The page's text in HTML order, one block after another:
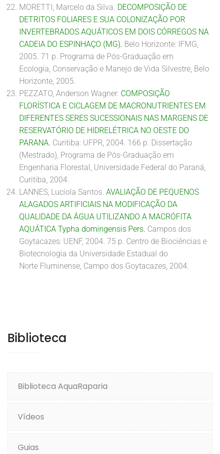
MORETTI, Marcelo da Silva. DECOMPOSIÇÃO DE
DETRITOS FOLIARES E SUA COLONIZAÇÃO POR
INVERTEBRADOS AQUÁTICOS EM DOIS CÓRREGOS NA
CADEIA DO ESPINHAÇO (MG). Belo Horizonte: IFMG,
2005. 71 p. Programa de Pós-Graduação em
Ecologia, Conservação e Manejo de Vida Silvestre, Belo
Horizonte, 2005.
PEZZATO, Anderson Wagner. COMPOSIÇÃO
FLORÍSTICA E CICLAGEM DE MACRONUTRIENTES EM
DIFERENTES SERES SUCESSIONAIS NAS MARGENS DE
RESERVATÓRIO DE HIDRELÉTRICA NO OESTE DO
PARANA. Curitiba: UFPR, 2004. 166 p. Dissertação
(Mestrado), Programa de Pós-Graduação em
Engenharia Florestal, Universidade Federal do Paraná,
Curitiba, 2004.
LANNES, Lucíola Santos. AVALIAÇÃO DE PEQUENOS
ALAGADOS ARTIFICIAIS NA MODIFICAÇÃO DA
QUALIDADE DA ÁGUA UTILIZANDO A MACRÓFITA
AQUÁTICA Typha domingensis Pers. Campos dos
Goytacazes: UENF, 2004. 75 p. Centro de Biociências e
Biotecnologia da Universidade Estadual do
Norte Fluminense, Campo dos Goytacazes, 2004.
Biblioteca
Biblioteca AquaRaparia
Vídeos
Guias